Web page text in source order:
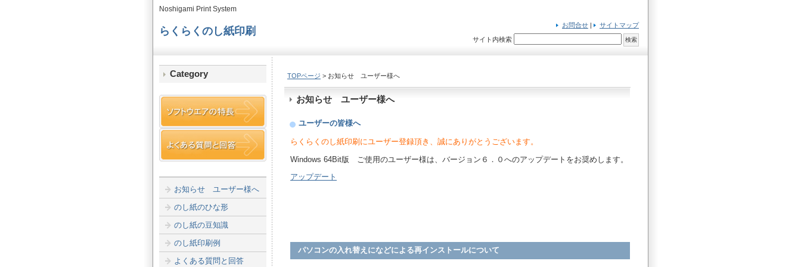
Noshigami Print System
らくらくのし紙印刷 お問合せ |
サイトマップ
サイト内検索
TOPページ > お知らせ ユーザー様へ
お知らせ ユーザー様へ
ユーザーの皆様へ
らくらくのし紙印刷にユーザー登録頂き、誠にありがとうございます。
Windows 64Bit版 ご使用のユーザー様は、バージョン６．０へのアップデートをお奨めします。
アップデート
パソコンの入れ替えになどによる再インストールについて
Category
お知らせ ユーザー様へ
のし紙のひな形
のし紙の豆知識
のし紙印刷例
よくある質問と回答